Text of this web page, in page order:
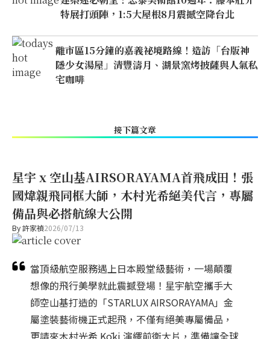
特展打頭陣，1:5大屋根8月震撼空降台北
離市區15分鐘的嘉義祕境路線！造訪「台版神
隱少女湯屋」清豐濤月、湖景窯烤披薩與人氣私
宅咖啡
接下篇文章
星宇 x 空山基AIRSORAYAMA首飛成田！張
國煒親飛同框大師，木村光希絕美代言，專屬
備品與必搭航線大公開
By許家禎2026/07/13
當頂級航空服務遇上日本殿堂級藝術，一場顛覆
想像的飛行美學就此震撼登場！星宇航空攜手大
師空山基打造的「STARLUX AIRSORAYAMA」金
屬塗裝藝術機正式起飛，不僅有絕美專屬備品，
更請來木村光希 Kōki 演繹前衛大片，準備讓全球